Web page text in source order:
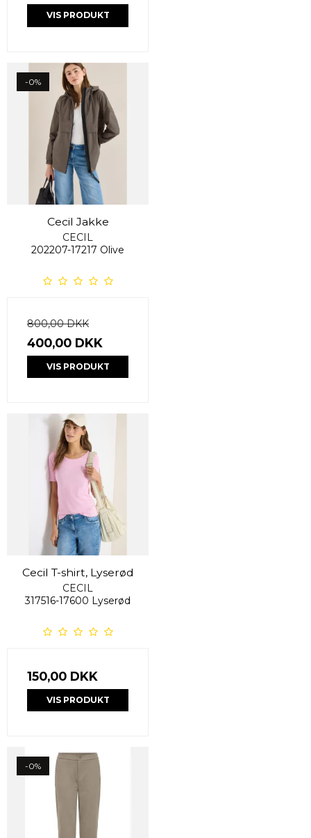
VIS PRODUKT
-0%
Cecil Jakke
CECIL
202207-17217 Olive
800,00 DKK
400,00 DKK
VIS PRODUKT
Cecil T-shirt, Lyserød
CECIL
317516-17600 Lyserød
150,00 DKK
VIS PRODUKT
-0%